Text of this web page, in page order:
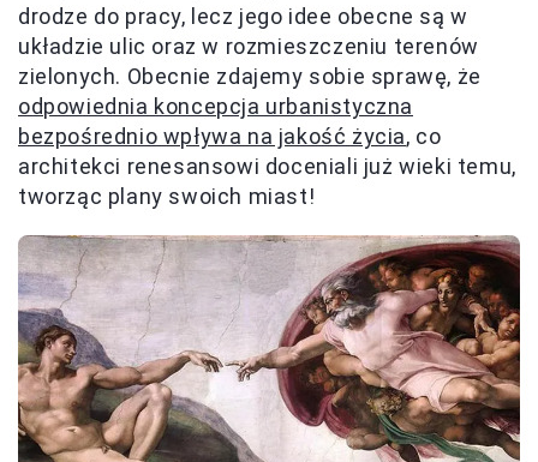
drodze do pracy, lecz jego idee obecne są w
układzie ulic oraz w rozmieszczeniu terenów
zielonych. Obecnie zdajemy sobie sprawę, że
odpowiednia koncepcja urbanistyczna
bezpośrednio wpływa na jakość życia, co
architekci renesansowi doceniali już wieki temu,
tworząc plany swoich miast!